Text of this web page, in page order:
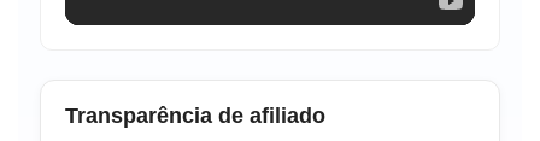
Transparência de afiliado